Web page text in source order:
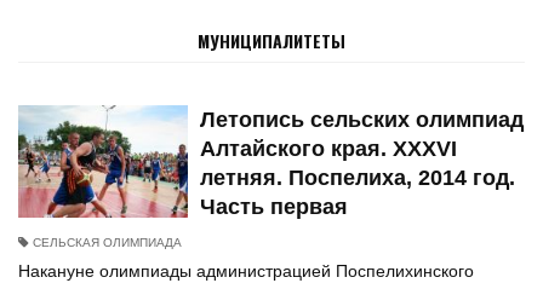
МУНИЦИПАЛИТЕТЫ
Летопись сельских олимпиад
Алтайского края. XXXVI
летняя. Поспелиха, 2014 год.
Часть первая
СЕЛЬСКАЯ ОЛИМПИАДА
Накануне олимпиады администрацией Поспелихинского